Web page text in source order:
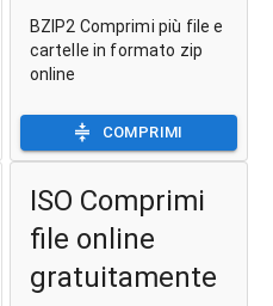
BZIP2 Comprimi più file e
cartelle in formato zip
online
COMPRIMI
ISO Comprimi
file online
gratuitamente